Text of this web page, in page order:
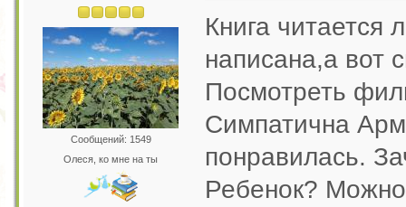
Сообщений: 1549
Олеся, ко мне на ты
Книга читается
написана,а вот
Посмотреть
Симпатична
понравилась.
Ребенок?